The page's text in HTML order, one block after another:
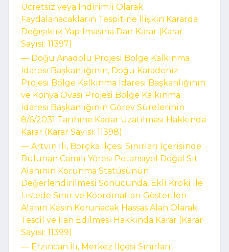
Ücretsiz veya İndirimli Olarak
Faydalanacakların Tespitine İlişkin Kararda
Değişiklik Yapılmasına Dair Karar (Karar
Sayısı: 11397)
–– Doğu Anadolu Projesi Bölge Kalkınma
İdaresi Başkanlığının, Doğu Karadeniz
Projesi Bölge Kalkınma İdaresi Başkanlığının
ve Konya Ovası Projesi Bölge Kalkınma
İdaresi Başkanlığının Görev Sürelerinin
8/6/2031 Tarihine Kadar Uzatılması Hakkında
Karar (Karar Sayısı: 11398)
–– Artvin İli, Borçka İlçesi Sınırları İçerisinde
Bulunan Camili Yöresi Potansiyel Doğal Sit
Alanının Korunma Statüsünün
Değerlendirilmesi Sonucunda, Ekli Kroki ile
Listede Sınır ve Koordinatları Gösterilen
Alanın Kesin Korunacak Hassas Alan Olarak
Tescil ve İlan Edilmesi Hakkında Karar (Karar
Sayısı: 11399)
–– Erzincan İli, Merkez İlçesi Sınırları